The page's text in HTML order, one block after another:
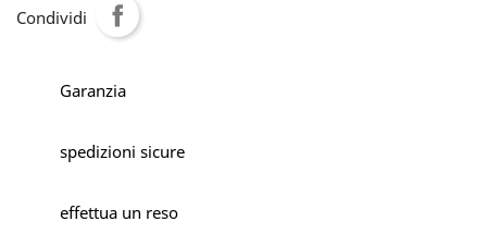
Condividi
Garanzia
spedizioni sicure
effettua un reso